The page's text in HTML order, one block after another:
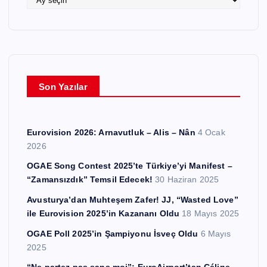
Son Yazılar
Eurovision 2026: Arnavutluk – Alis – Nân 4 Ocak
2026
OGAE Song Contest 2025’te Türkiye’yi Manifest –
“Zamansızdık” Temsil Edecek! 30 Haziran 2025
Avusturya’dan Muhteşem Zafer! JJ, “Wasted Love”
ile Eurovision 2025’in Kazananı Oldu 18 Mayıs 2025
OGAE Poll 2025’in Şampiyonu İsveç Oldu 6 Mayıs
2025